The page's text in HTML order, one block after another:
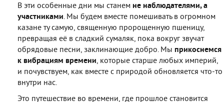
В эти особенные дни мы станем не наблюдателями, а
участниками . Мы будем вместе помешивать в огромном
казане ту самую, священную пророщенную пшеницу,
превращая её в сладкий сумаляк, пока вокруг звучат
обрядовые песни, заклинающие добро. Мы прикоснемся
к вибрациям времени , которые старше любых империй,
и почувствуем, как вместе с природой обновляется что-то
внутри нас.
Это путешествие во времени, где прошлое становится